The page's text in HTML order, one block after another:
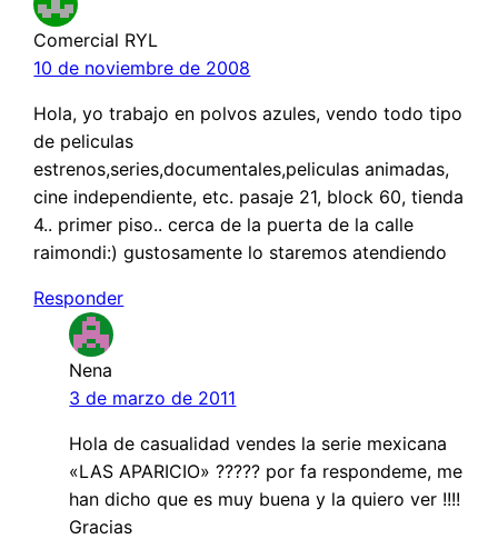
Comercial RYL
10 de noviembre de 2008
Hola, yo trabajo en polvos azules, vendo todo tipo
de peliculas
estrenos,series,documentales,peliculas animadas,
cine independiente, etc. pasaje 21, block 60, tienda
4.. primer piso.. cerca de la puerta de la calle
raimondi:) gustosamente lo staremos atendiendo
Responder
Nena
3 de marzo de 2011
Hola de casualidad vendes la serie mexicana
«LAS APARICIO» ????? por fa respondeme, me
han dicho que es muy buena y la quiero ver !!!!
Gracias